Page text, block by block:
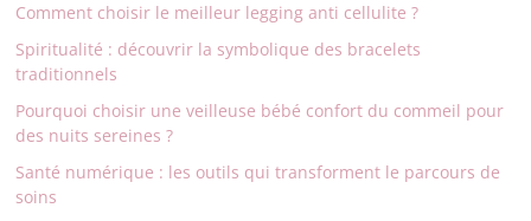
Comment choisir le meilleur legging anti cellulite ?
Spiritualité : découvrir la symbolique des bracelets
traditionnels
Pourquoi choisir une veilleuse bébé confort du commeil pour
des nuits sereines ?
Santé numérique : les outils qui transforment le parcours de
soins